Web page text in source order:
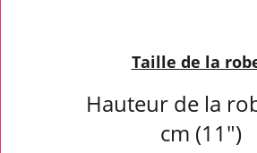
Taille de la
Hauteur de la
cm (11")